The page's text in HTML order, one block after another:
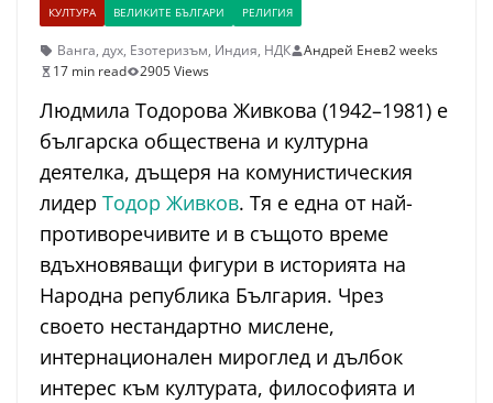
КУЛТУРА ВЕЛИКИТЕ БЪЛГАРИ РЕЛИГИЯ
Ванга, дух, Езотеризъм, Индия, НДК Андрей Енев2 weeks
17 min read
2905 Views
Людмила Тодорова Живкова (1942–1981) е
българска обществена и културна
деятелка, дъщеря на комунистическия
лидер Тодор Живков. Тя е една от най-
противоречивите и в същото време
вдъхновяващи фигури в историята на
Народна република България. Чрез
своето нестандартно мислене,
интернационален мироглед и дълбок
интерес към културата, философията и